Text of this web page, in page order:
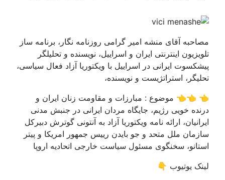
آقای منشه امیر گرامی روزنامه نگار، برنامه ساز
اینترنتی ایران و اسراییل، نویسنده و تحلیلگر
ایرانی در اسراییل با ویکتوریا آزاد فعال سیاسی،
استراتژیست و نویسنده،
موضوع : مبارزات و مقاومت زنان ایران و
خویی رژیم، جایگاه مردان ایرانی در جنبش مدنی
ارائه نامه ویکتوریا آزاد به آنتونی گوترش دبیرکل
ملل متحد و جو بایدن رییس جمهور امریکا و پیتر
سخنگوی مسئول سیاست خارجی اتحادیه اروپا
یوتیوب 👇